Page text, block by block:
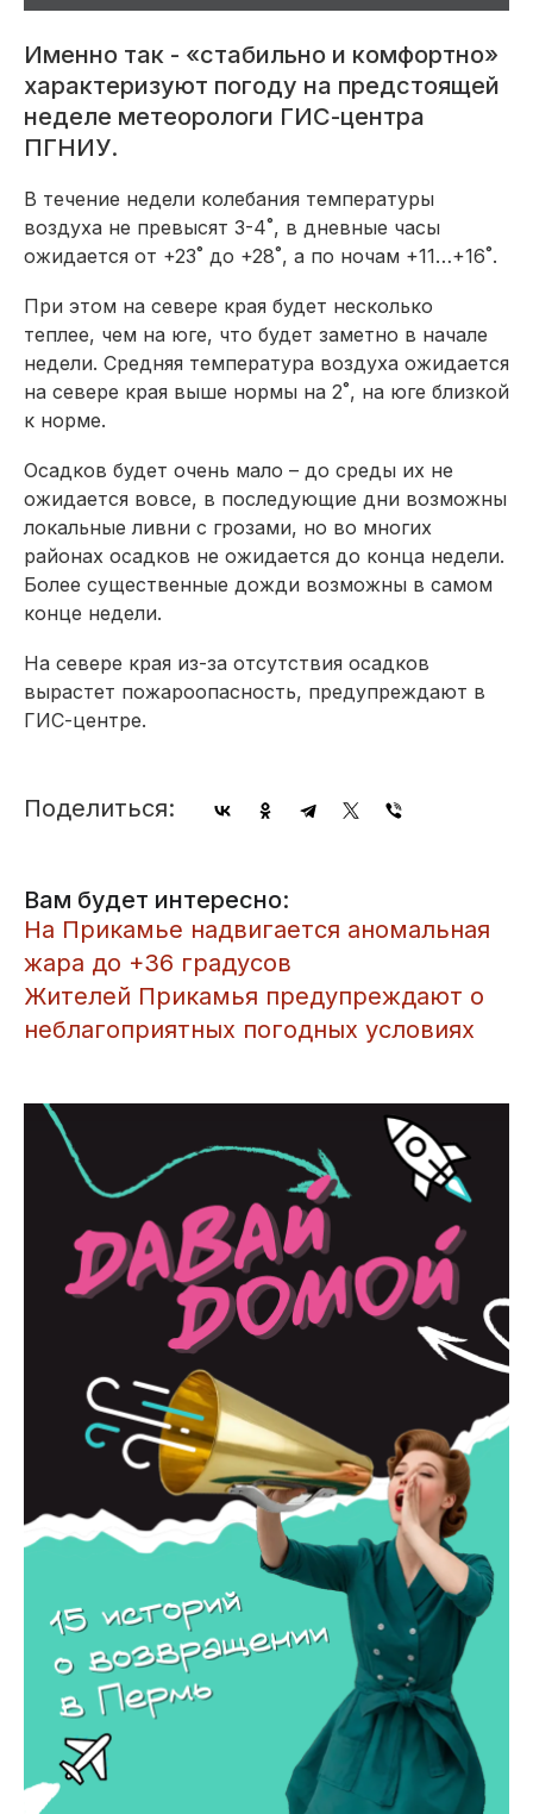
Именно так - «стабильно и комфортно»
характеризуют погоду на предстоящей
неделе метеорологи ГИС-центра
ПГНИУ.
В течение недели колебания температуры
воздуха не превысят 3-4˚, в дневные часы
ожидается от +23˚ до +28˚, а по ночам +11…+16˚.
При этом на севере края будет несколько
теплее, чем на юге, что будет заметно в начале
недели. Средняя температура воздуха ожидается
на севере края выше нормы на 2˚, на юге близкой
к норме.
Осадков будет очень мало – до среды их не
ожидается вовсе, в последующие дни возможны
локальные ливни с грозами, но во многих
районах осадков не ожидается до конца недели.
Более существенные дожди возможны в самом
конце недели.
На севере края из-за отсутствия осадков
вырастет пожароопасность, предупреждают в
ГИС-центре.
Поделиться:
Вам будет интересно:
На Прикамье надвигается аномальная
жара до +36 градусов
Жителей Прикамья предупреждают о
неблагоприятных погодных условиях